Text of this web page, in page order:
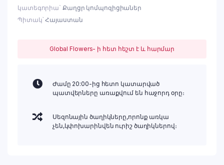
կատեգորիա` Քաղցր կոմպոզիցիաներ
Պիտակ՝Հայաստան
Global Flowers- ի հետ հեշտ է և հարմար
Ժամը 20:00-ից հետո կատարված
պատվերները առաքվում են հաջորդ օրը։
Սեզոնային ծաղիկները,որոնք առկա
չեն,կփոխարինվեն ուրիշ ծաղիկներով։